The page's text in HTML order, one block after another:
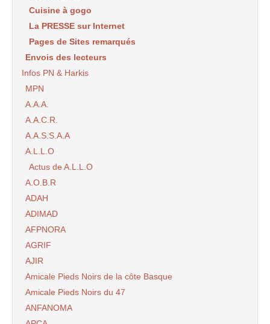
Cuisine à gogo
La PRESSE sur Internet
Pages de Sites remarqués
Envois des lecteurs
Infos PN & Harkis
MPN
A.A.A.
A.A.C.R.
A.A.S.S.A.A
A.L.L.O
Actus de A.L.L.O
A.O.B.R
ADAH
ADIMAD
AFPNORA
AGRIF
AJIR
Amicale Pieds Noirs de la côte Basque
Amicale Pieds Noirs du 47
ANFANOMA